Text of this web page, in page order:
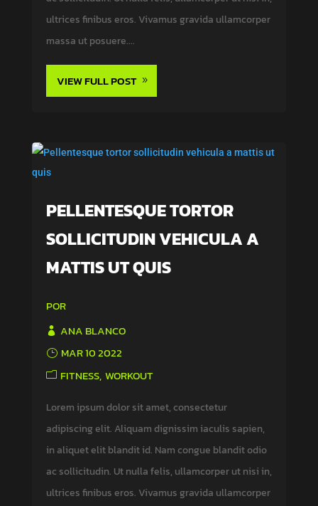
ultrices finibus eros. Vivamus gravida ullamcorper
massa ut posuere....
VIEW FULL POST
PELLENTESQUE TORTOR
SOLLICITUDIN VEHICULA A
MATTIS UT QUIS
POR
ANA BLANCO
MAR 10 2022
FITNESS WORKOUT
Lorem ipsum dolor sit amet, consectetur
adipiscing elit. Aliquam dignissim iaculis sapien,
in aliquet elit blandit id. Nam congue blandit odio
ac sollicitudin. Ut nulla felis, ullamcorper ut nisi in,
ultrices finibus eros. Vivamus gravida ullamcorper